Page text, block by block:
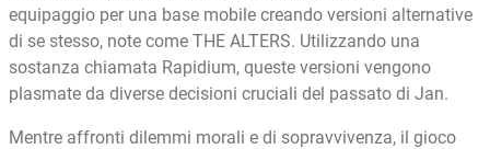
equipaggio per una base mobile creando versioni alternative
di se stesso, note come THE ALTERS. Utilizzando una
sostanza chiamata Rapidium, queste versioni vengono
plasmate da diverse decisioni cruciali del passato di Jan.
Mentre affronti dilemmi morali e di sopravvivenza, il gioco